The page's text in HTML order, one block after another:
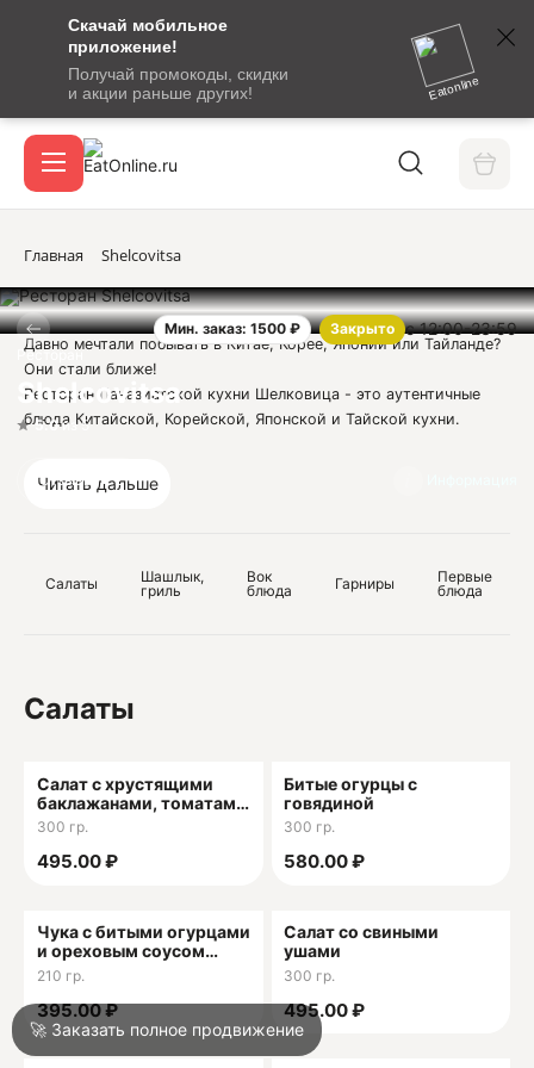
Скачай мобильное
приложение!
Получай промокоды, скидки
и акции раньше других!
Eatonline
сообщение
кодом
подтверждения
Вход / регистрация
Акции
Войти
Главная Shelcovitsa
Мин. заказ: 1500 ₽ Закрыто с 12:00-23:59
Ресторан
Shelcovitsa
5.0из 5
Отзывы 2
Давно мечтали побывать в Китае, Корее, Японии или Тайланде?
Они стали ближе!
Ресторан Паназиатской кухни Шелковица - это аутентичные
блюда Китайской, Корейской, Японской и Тайской кухни.
ООО "ЦАРСТВО ВКУСА"
Читать дальше
Салаты
Шашлык,
гриль
Вок
блюда
Гарниры
Первые
блюда
Салаты
Салат с хрустящими
баклажанами, томатами
и древесными грибами
300 гр.
495.00 ₽
Битые огурцы с
говядиной
300 гр.
580.00 ₽
Чука с битыми огурцами
и ореховым соусом
гамадари
210 гр.
395.00 ₽
Салат со свиными
ушами
300 гр.
495.00 ₽
🚀 Заказать полное продвижение